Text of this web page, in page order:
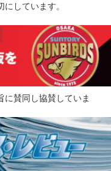
しています。
に賛同し協賛していま